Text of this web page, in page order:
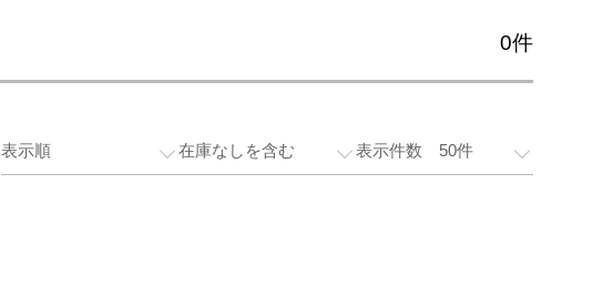
0件
表示順 在庫なしを含む 表示件数 50件